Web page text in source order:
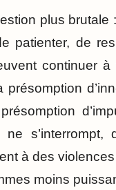
plus
patienter, de
continuer à
présomption
ne
à des
moins